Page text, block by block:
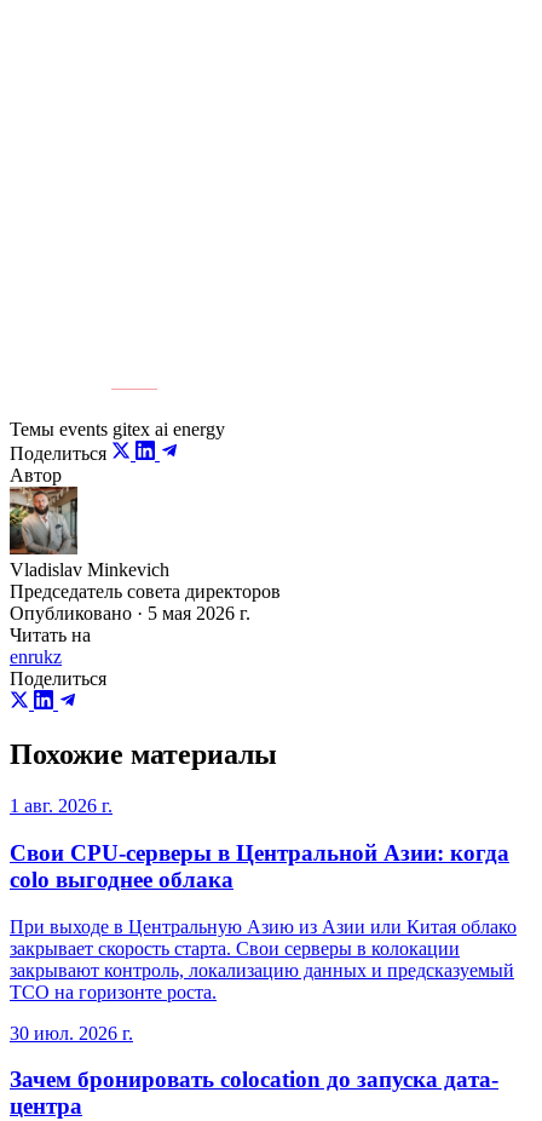
Темы events gitex ai energy
Поделиться
Автор
Vladislav Minkevich
Председатель совета директоров
Опубликовано · 5 мая 2026 г.
Читать на
enrukz
Поделиться
Похожие материалы
1 авг. 2026 г.
Свои CPU-серверы в Центральной Азии: когда
colo выгоднее облака
При выходе в Центральную Азию из Азии или Китая облако
закрывает скорость старта. Свои серверы в колокации
закрывают контроль, локализацию данных и предсказуемый
TCO на горизонте роста.
30 июл. 2026 г.
Зачем бронировать colocation до запуска дата-
центра